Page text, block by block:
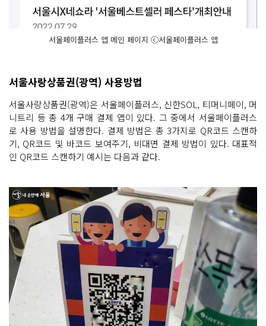
서울페이플러스 앱 메인 페이지 ⓒ서울페이플러스 앱
서울사랑상품권(광역) 사용방법
서울사랑상품권(광역)은 서울페이플러스, 신한SOL, 티머니페이, 머
니트리 등 총 4개 구매 결제 앱이 있다. 그 중에서 서울페이플러스
로 사용 방법을 설명한다. 결제 방법은 총 3가지로 QR코드 스캔하
기, QR코드 및 바코드 보여주기, 비대면 결제 방법이 있다. 대표적
인 QR코드 스캔하기 예시는 다음과 같다.